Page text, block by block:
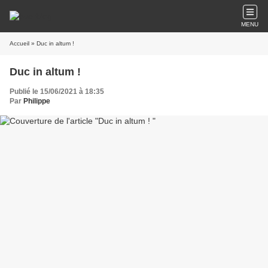
MENU
Accueil » Duc in altum !
Duc in altum !
Publié le 15/06/2021 à 18:35
Par Philippe